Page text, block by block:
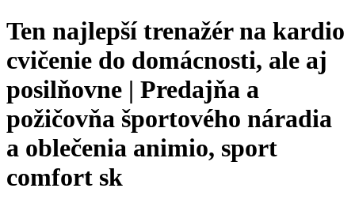
Ten najlepší trenažér na kardio
cvičenie do domácnosti, ale aj
posilňovne | Predajňa a
požičovňa športového náradia
a oblečenia animio, sport
comfort sk